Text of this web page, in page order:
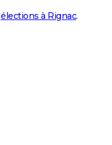
élections à Rignac.